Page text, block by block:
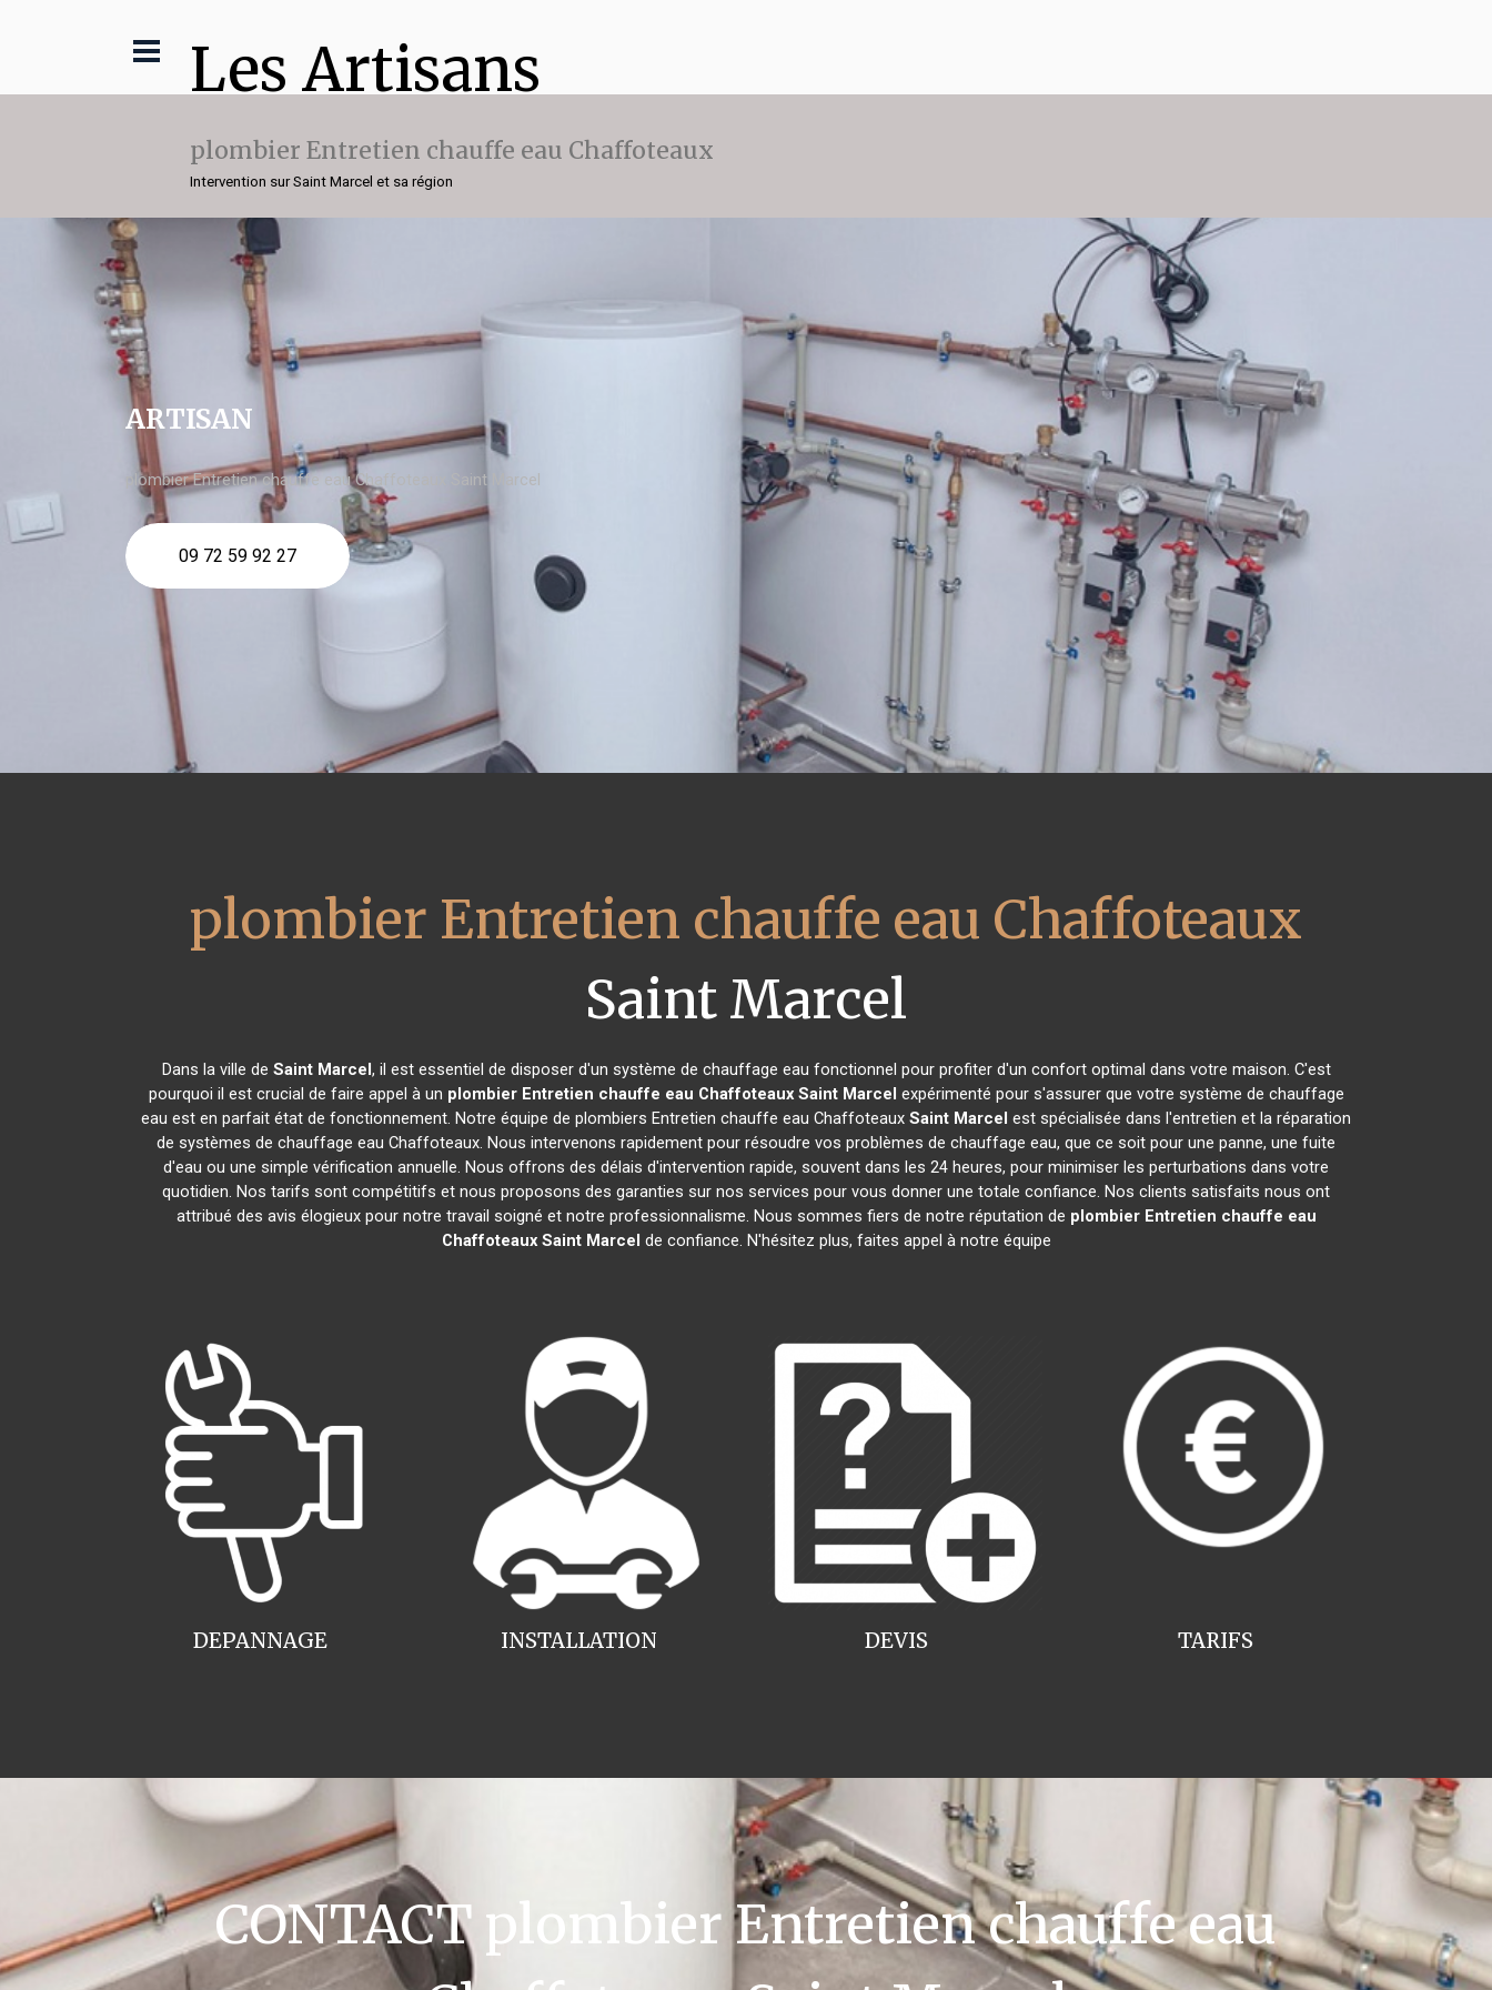
Les Artisans
plombier Entretien chauffe eau Chaffoteaux
Intervention sur Saint Marcel et sa région
ARTISAN
plombier Entretien chauffe eau Chaffoteaux Saint Marcel
09 72 59 92 27
plombier Entretien chauffe eau Chaffoteaux
Saint Marcel
Dans la ville de Saint Marcel, il est essentiel de disposer d'un système de chauffage eau fonctionnel pour profiter d'un confort optimal dans votre maison. C'est
pourquoi il est crucial de faire appel à un plombier Entretien chauffe eau Chaffoteaux Saint Marcel expérimenté pour s'assurer que votre système de chauffage
eau est en parfait état de fonctionnement. Notre équipe de plombiers Entretien chauffe eau Chaffoteaux Saint Marcel est spécialisée dans l'entretien et la réparation
de systèmes de chauffage eau Chaffoteaux. Nous intervenons rapidement pour résoudre vos problèmes de chauffage eau, que ce soit pour une panne, une fuite
d'eau ou une simple vérification annuelle. Nous offrons des délais d'intervention rapide, souvent dans les 24 heures, pour minimiser les perturbations dans votre
quotidien. Nos tarifs sont compétitifs et nous proposons des garanties sur nos services pour vous donner une totale confiance. Nos clients satisfaits nous ont
attribué des avis élogieux pour notre travail soigné et notre professionnalisme. Nous sommes fiers de notre réputation de plombier Entretien chauffe eau
Chaffoteaux Saint Marcel de confiance. N'hésitez plus, faites appel à notre équipe
INSTALLATION
DEPANNAGE TARIFS
DEVIS
CONTACT plombier Entretien chauffe eau